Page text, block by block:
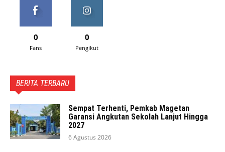
0
Fans
0
Pengikut
BERITA TERBARU
Sempat Terhenti, Pemkab Magetan
Garansi Angkutan Sekolah Lanjut Hingga
2027
6 Agustus 2026